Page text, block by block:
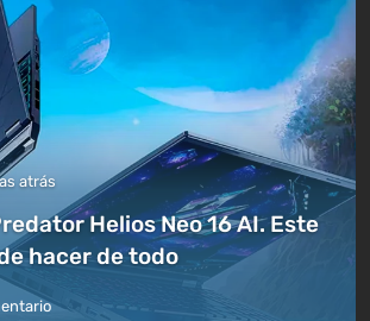
atrás
Helios Neo 16 AI. Este
hacer de todo